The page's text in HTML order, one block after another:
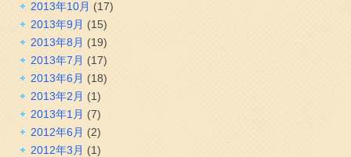
2013年10月 (17)
2013年9月 (15)
2013年8月 (19)
2013年7月 (17)
2013年6月 (18)
2013年2月 (1)
2013年1月 (7)
2012年6月 (2)
2012年3月 (1)